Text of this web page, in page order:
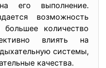
его выполнение.
возможность
большее количество
влиять на
системы,
качества.